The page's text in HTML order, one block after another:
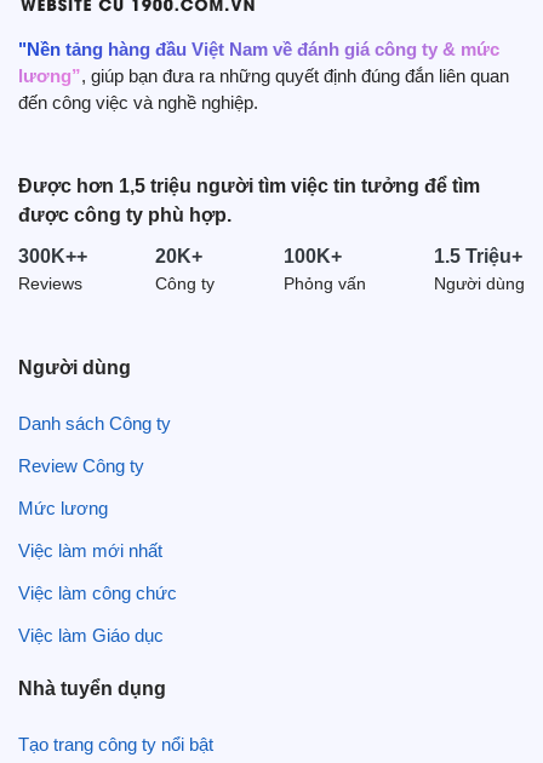
"Nền tảng hàng đầu Việt Nam về đánh giá công ty & mức
lương”, giúp bạn đưa ra những quyết định đúng đắn liên quan
đến công việc và nghề nghiệp.
Được hơn 1,5 triệu người tìm việc tin tưởng để tìm
được công ty phù hợp.
300K++
Reviews
20K+
Công ty
100K+
Phỏng vấn
1.5 Triệu+
Người dùng
Người dùng
Danh sách Công ty
Review Công ty
Mức lương
Việc làm mới nhất
Việc làm công chức
Việc làm Giáo dục
Nhà tuyển dụng
Tạo trang công ty nổi bật